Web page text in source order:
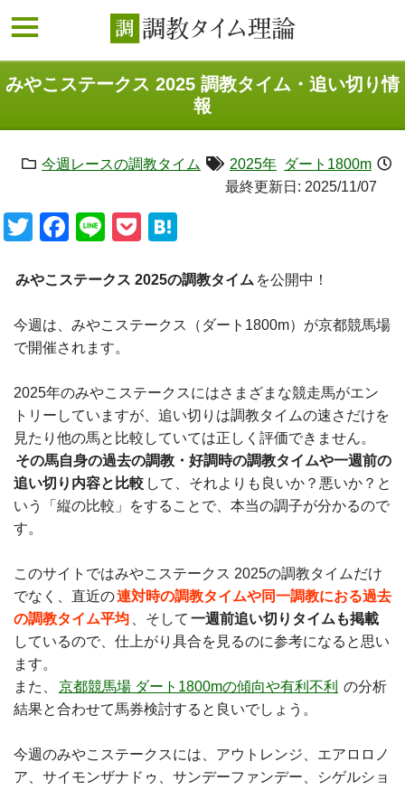
みやこステークス 2025 調教タイム・追い切り情
報
今週レースの調教タイム 2025年 ダート1800m
最終更新日: 2025/11/07
TwitterFacebook
LinePocket
みやこステークス 2025の調教タイム を公開中！
今週は、みやこステークス（ダート1800m）が京都競馬場
で開催されます。
2025年のみやこステークスにはさまざまな競走馬がエン
トリーしていますが、追い切りは調教タイムの速さだけを
見たり他の馬と比較していては正しく評価できません。
その馬自身の過去の調教・好調時の調教タイムや一週前の
追い切り内容と比較 して、それよりも良いか？悪いか？と
いう「縦の比較」をすることで、本当の調子が分かるので
す。
このサイトではみやこステークス 2025の調教タイムだけ
でなく、直近の連対時の調教タイムや同一調教におる過去
の調教タイム平均
、そして 一週前追い切りタイムも掲載
しているので、仕上がり具合を見るのに参考になると思い
ます。
また、
京都競馬場 ダート1800mの傾向や有利不利 の分析
結果と合わせて馬券検討すると良いでしょう。
今週のみやこステークスには、アウトレンジ、エアロロノ
ア、サイモンザナドゥ、サンデーファンデー、シゲルショ